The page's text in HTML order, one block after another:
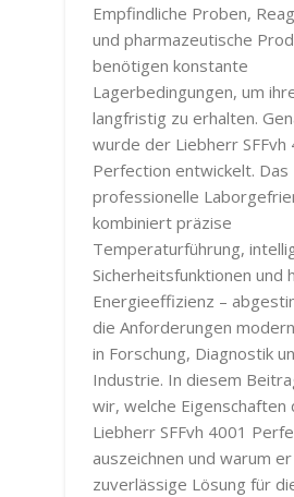
Empfindliche Proben,
und pharmazeutische
benötigen konstante
Lagerbedingungen, um
langfristig zu erhalten.
wurde der Liebherr SFFvh
Perfection entwickelt. Das
professionelle
kombiniert präzise
Temperaturführung,
Sicherheitsfunktionen und
Energieeffizienz –
die Anforderungen
in Forschung, Diagnostik
Industrie. In diesem
wir, welche Eigenschaften
Liebherr SFFvh 4001
auszeichnen und warum
zuverlässige Lösung für